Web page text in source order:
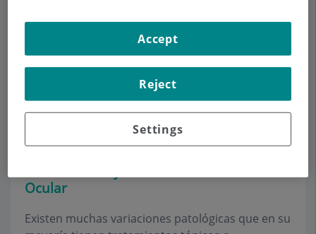
Horario
Estética Ocular
Ocular
Existen muchas variaciones patológicas que en su
Settings
Reject
Accept